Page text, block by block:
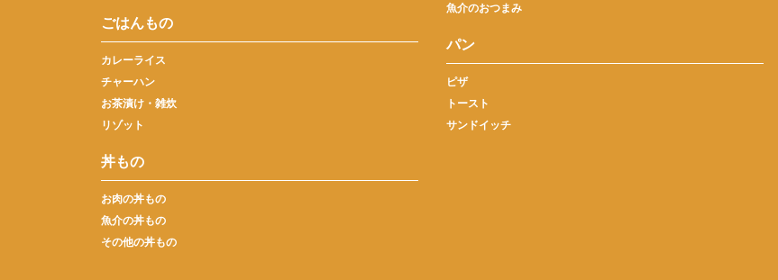
ごはんもの
カレーライス
チャーハン
お茶漬け・雑炊
リゾット
丼もの
お肉の丼もの
魚介の丼もの
その他の丼もの
魚介のおつまみ
パン
ピザ
トースト
サンドイッチ